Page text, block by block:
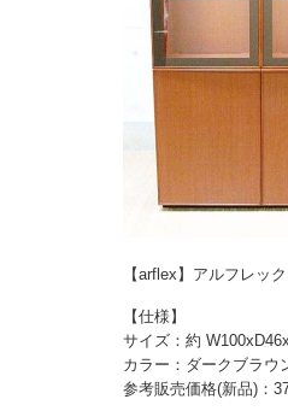
【arflex】アルフレッ
【仕様】
サイズ：約
カラー：ダークブラウ
参考販売価格(新品)：